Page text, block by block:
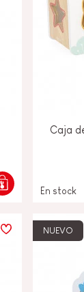
Caja
En stock
NUEVO